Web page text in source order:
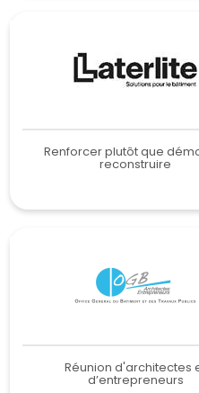
Renforcer plutôt que
reconstruire
Réunion d'architectes
d’entrepreneurs